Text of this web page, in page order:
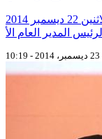
أصدرت الدائرة الجنائية بتونس يوم أمس الاثنين 22 ديسمبر 2014